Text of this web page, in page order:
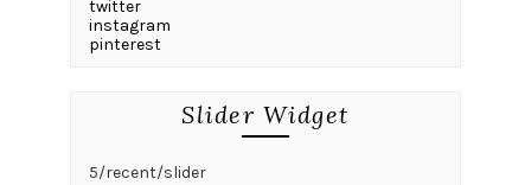
twitter
instagram
pinterest
Slider Widget
5/recent/slider